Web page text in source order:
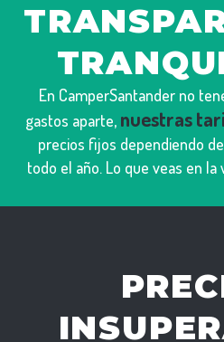
En CamperSantander no
gastos aparte, nuestras
precios fijos dependiendo
todo el año. Lo que veas en la